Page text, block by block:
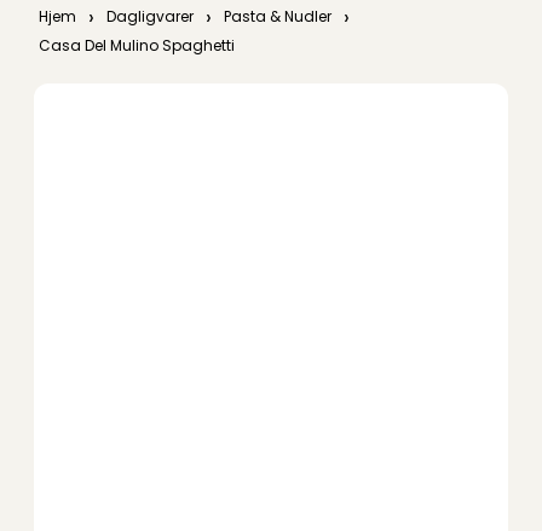
Hjem › Dagligvarer › Pasta & Nudler ›
Casa Del Mulino Spaghetti